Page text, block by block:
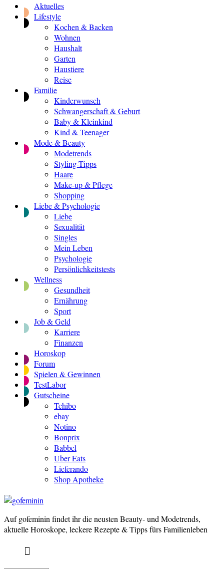
Aktuelles
Lifestyle
Kochen & Backen
Wohnen
Haushalt
Garten
Haustiere
Reise
Familie
Kinderwunsch
Schwangerschaft & Geburt
Baby & Kleinkind
Kind & Teenager
Mode & Beauty
Modetrends
Styling-Tipps
Haare
Make-up & Pflege
Shopping
Liebe & Psychologie
Liebe
Sexualität
Singles
Mein Leben
Psychologie
Persönlichkeitstests
Wellness
Gesundheit
Ernährung
Sport
Job & Geld
Karriere
Finanzen
Horoskop
Forum
Spielen & Gewinnen
TestLabor
Gutscheine
Tchibo
ebay
Notino
Bonprix
Babbel
Uber Eats
Lieferando
Shop Apotheke
gofeminin
Auf gofeminin findet ihr die neusten Beauty- und Modetrends,
aktuelle Horoskope, leckere Rezepte & Tipps fürs Familienleben